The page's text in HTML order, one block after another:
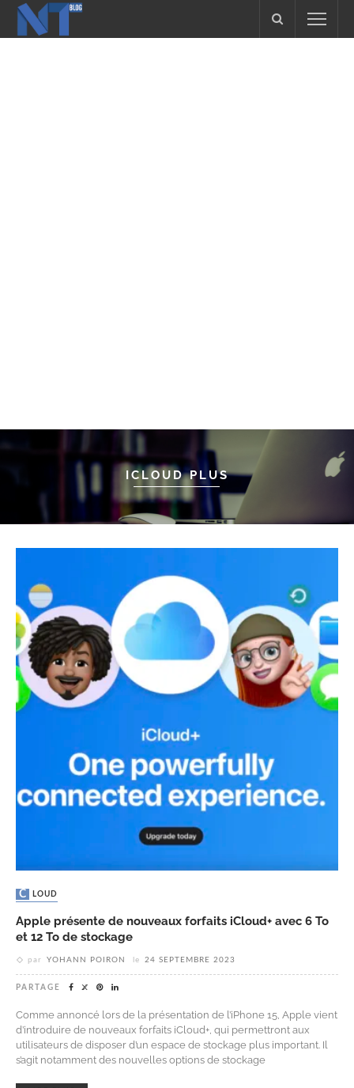
ICLOUD PLUS
CLOUD
Apple présente de nouveaux forfaits iCloud+ avec 6 To
et 12 To de stockage
par YOHANN POIRON le 24 SEPTEMBRE 2023
PARTAGE
Comme annoncé lors de la présentation de l’iPhone 15, Apple vient
d’introduire de nouveaux forfaits iCloud+, qui permettront aux
utilisateurs de disposer d’un espace de stockage plus important. Il
s’agit notamment des nouvelles options de stockage